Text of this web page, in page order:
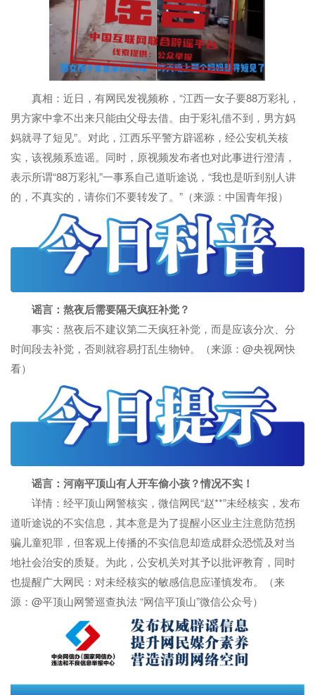
真相：近日，有网民发视频称，“江西一女子要88万彩礼，
男方家中拿不出来只能由父母去借。由于彩礼借不到，男方妈
妈就寻了短见”。对此，江西乐平警方辟谣称，经公安机关核
实，该视频系造谣。同时，原视频发布者也对此事进行澄清，
表示所谓“88万彩礼”一事系自己道听途说，“我也是听到别人讲
的，不真实的，请你们不要转发了。”（来源：中国青年报）
谣言：熬夜后需要隔天疯狂补觉？
事实：熬夜后不建议第二天疯狂补觉，而是应该分次、分
时间段去补觉，否则就容易打乱生物钟。（来源：@央视网快
看）
谣言：河南平顶山有人开车偷小孩？情况不实！
详情：经平顶山网警核实，微信网民“赵**”未经核实，发布
道听途说的不实信息，其本意是为了提醒小区业主注意防范拐
骗儿童犯罪，但客观上传播的不实信息却造成群众恐慌及对当
地社会治安的质疑。为此，公安机关对其予以批评教育，同时
也提醒广大网民：对未经核实的敏感信息应谨慎发布。（来
源：@平顶山网警巡查执法 “网信平顶山”微信公众号）